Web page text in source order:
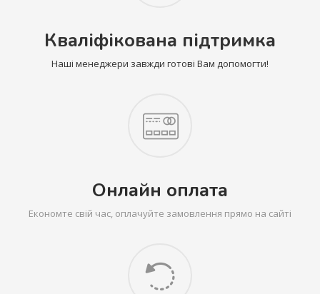
Кваліфікована підтримка
Наші менеджери завжди готові Вам допомогти!
Онлайн оплата
Економте свій час, оплачуйте замовлення прямо на сайті